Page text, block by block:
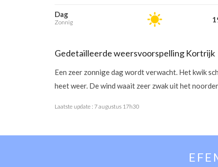
Dag
Zonnig
Gedetailleerde weersvoorspelling Kortrijk
Een zeer zonnige dag wordt verwacht. Het kwik
heet weer. De wind waait zeer zwak uit het
Laatste update : 7 augustus 17h30